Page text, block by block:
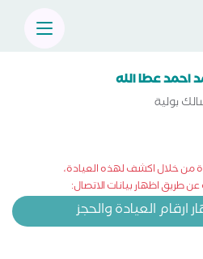
احمد عطا الله
بولية
من خلال اكشف لهذه العيادة،
طريق اظهار بيانات الاتصال:
العيادة والحجز